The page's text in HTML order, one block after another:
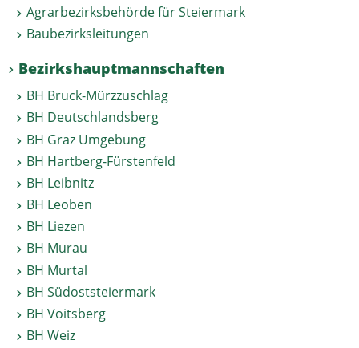
Agrarbezirksbehörde für Steiermark
Baubezirksleitungen
Bezirks­hauptmannschaften
BH Bruck-Mürzzuschlag
BH Deutschlandsberg
BH Graz Umgebung
BH Hartberg-Fürstenfeld
BH Leibnitz
BH Leoben
BH Liezen
BH Murau
BH Murtal
BH Südoststeiermark
BH Voitsberg
BH Weiz